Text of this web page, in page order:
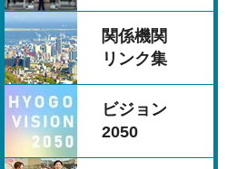
関係機関
リンク集
ビジョン
2050